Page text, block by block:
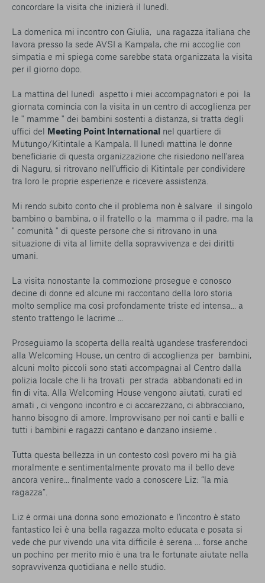
concordare la visita che inizierà il lunedì.
La domenica mi incontro con Giulia, una ragazza italiana che
lavora presso la sede AVSI a Kampala, che mi accoglie con
simpatia e mi spiega come sarebbe stata organizzata la visita
per il giorno dopo.
La mattina del lunedì aspetto i miei accompagnatori e poi la
giornata comincia con la visita in un centro di accoglienza per
le " mamme " dei bambini sostenti a distanza, si tratta degli
uffici del Meeting Point International nel quartiere di
Mutungo/Kitintale a Kampala. Il lunedì mattina le donne
beneficiarie di questa organizzazione che risiedono nell'area
di Naguru, si ritrovano nell'ufficio di Kitintale per condividere
tra loro le proprie esperienze e ricevere assistenza.
Mi rendo subito conto che il problema non è salvare il singolo
bambino o bambina, o il fratello o la mamma o il padre, ma la
" comunità " di queste persone che si ritrovano in una
situazione di vita al limite della sopravvivenza e dei diritti
umani.
La visita nonostante la commozione prosegue e conosco
decine di donne ed alcune mi raccontano della loro storia
molto semplice ma cosi profondamente triste ed intensa... a
stento trattengo le lacrime ...
Proseguiamo la scoperta della realtà ugandese trasferendoci
alla Welcoming House, un centro di accoglienza per bambini,
alcuni molto piccoli sono stati accompagnai al Centro dalla
polizia locale che li ha trovati per strada abbandonati ed in
fin di vita. Alla Welcoming House vengono aiutati, curati ed
amati , ci vengono incontro e ci accarezzano, ci abbracciano,
hanno bisogno di amore. Improvvisano per noi canti e balli e
tutti i bambini e ragazzi cantano e danzano insieme .
Tutta questa bellezza in un contesto così povero mi ha già
moralmente e sentimentalmente provato ma il bello deve
ancora venire... finalmente vado a conoscere Liz: “la mia
ragazza”.
Liz è ormai una donna sono emozionato e l'incontro è stato
fantastico lei è una bella ragazza molto educata e posata si
vede che pur vivendo una vita difficile è serena … forse anche
un pochino per merito mio è una tra le fortunate aiutate nella
sopravvivenza quotidiana e nello studio.